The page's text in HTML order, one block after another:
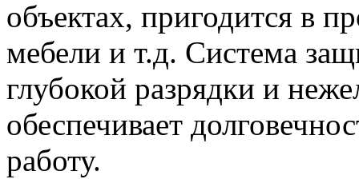
объектах, пригодится в
мебели и т.д. Система
глубокой разрядки и
обеспечивает
работу.